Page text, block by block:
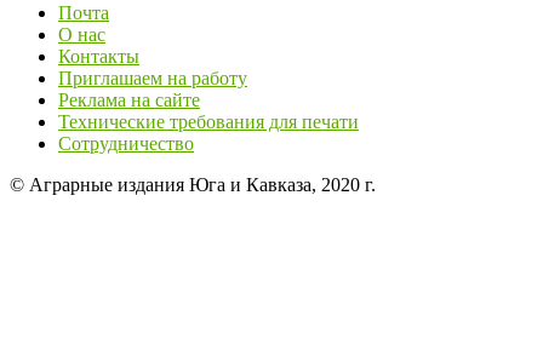
Почта
О нас
Контакты
Приглашаем на работу
Реклама на сайте
Технические требования для печати
Сотрудничество
© Аграрные издания Юга и Кавказа, 2020 г.